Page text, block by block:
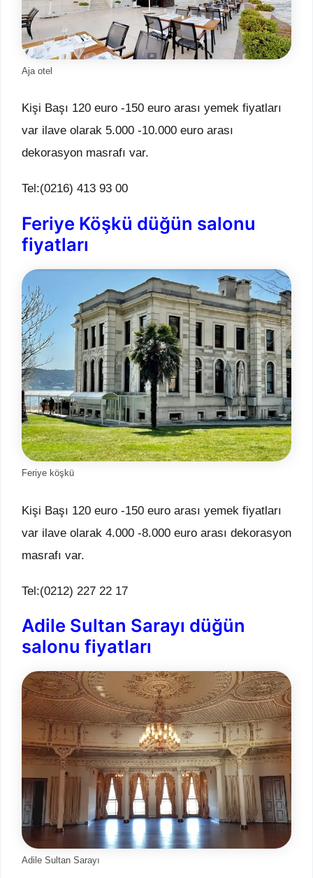
Aja otel
Kişi Başı 120 euro -150 euro arası yemek fiyatları
var ilave olarak 5.000 -10.000 euro arası
dekorasyon masrafı var.
Tel:(0216) 413 93 00
Feriye Köşkü düğün salonu
fiyatları
Feriye köşkü
Kişi Başı 120 euro -150 euro arası yemek fiyatları
var ilave olarak 4.000 -8.000 euro arası dekorasyon
masrafı var.
Tel:(0212) 227 22 17
Adile Sultan Sarayı düğün
salonu fiyatları
Adile Sultan Sarayı